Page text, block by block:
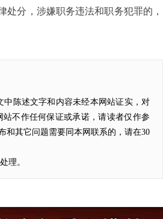
分，涉嫌职务违法和职务犯罪的，
陈述文字和内容未经本网站证实，对
不作任何保证或承诺，请读者仅作参
和其它问题需要同本网联系的，请在30
理。